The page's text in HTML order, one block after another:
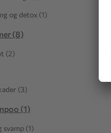
og detox (1)
(8)
(2)
(3)
(1)
svamp (1)